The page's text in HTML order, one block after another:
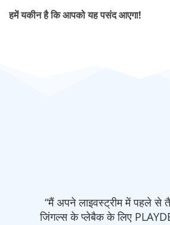
हमें यकीन है कि आपको यह पसंद आएगा!
में पहले से तैयार पोस्ट और
के लिए PLAYDECK का उपयोग